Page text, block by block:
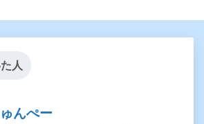
人
んぺー